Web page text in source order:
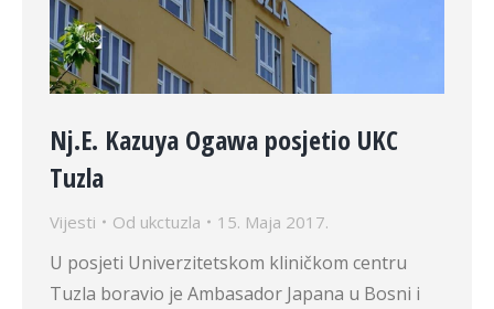
Nj.E. Kazuya Ogawa posjetio UKC
Tuzla
Vijesti Od ukctuzla 15. Maja 2017.
U posjeti Univerzitetskom kliničkom centru
Tuzla boravio je Ambasador Japana u Bosni i